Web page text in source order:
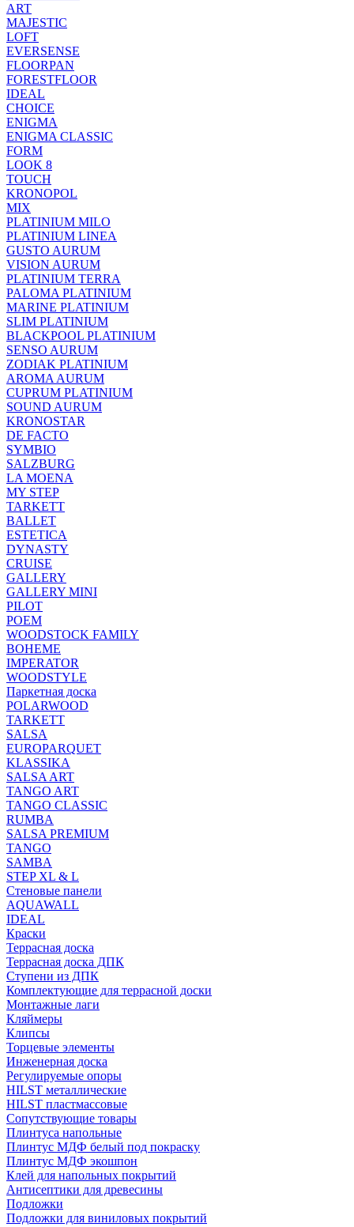
ART
MAJESTIC
LOFT
EVERSENSE
FLOORPAN
FORESTFLOOR
IDEAL
CHOICE
ENIGMA
ENIGMA CLASSIC
FORM
LOOK 8
TOUCH
KRONOPOL
MIX
PLATINIUM MILO
PLATINIUM LINEA
GUSTO AURUM
VISION AURUM
PLATINIUM TERRA
PALOMA PLATINIUM
MARINE PLATINIUM
SLIM PLATINIUM
BLACKPOOL PLATINIUM
SENSO AURUM
ZODIAK PLATINIUM
AROMA AURUM
CUPRUM PLATINIUM
SOUND AURUM
KRONOSTAR
DE FACTO
SYMBIO
SALZBURG
LA MOENA
MY STEP
TARKETT
BALLET
ESTETICA
DYNASTY
CRUISE
GALLERY
GALLERY MINI
PILOT
POEM
WOODSTOCK FAMILY
BOHEME
IMPERATOR
WOODSTYLE
Паркетная доска
POLARWOOD
TARKETT
SALSA
EUROPARQUET
KLASSIKA
SALSA ART
TANGO ART
TANGO CLASSIC
RUMBA
SALSA PREMIUM
TANGO
SAMBA
STEP XL & L
Стеновые панели
AQUAWALL
IDEAL
Краски
Террасная доска
Террасная доска ДПК
Ступени из ДПК
Комплектующие для террасной доски
Монтажные лаги
Кляймеры
Клипсы
Торцевые элементы
Инженерная доска
Регулируемые опоры
HILST металлические
HILST пластмассовые
Сопутствующие товары
Плинтуса напольные
Плинтус МДФ белый под покраску
Плинтус МДФ экошпон
Клей для напольных покрытий
Антисептики для древесины
Подложки
Подложки для виниловых покрытий